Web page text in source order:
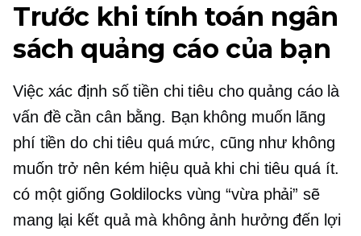
Trước khi tính toán ngân
sách quảng cáo của bạn
Việc xác định số tiền chi tiêu cho quảng cáo là
vấn đề cần cân bằng. Bạn không muốn lãng
phí tiền do chi tiêu quá mức, cũng như không
muốn trở nên kém hiệu quả khi chi tiêu quá ít.
có mộtgiống Goldilocksvùng “vừa phải” sẽ
mang lại kết quả mà không ảnh hưởng đến lợi